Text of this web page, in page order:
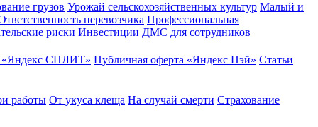
грузов Урожай сельскохозяйственных культур Малый и
перевозчика Профессиональная
риски Инвестиции ДМС для сотрудников
«Яндекс СПЛИТ» Публичная оферта «Яндекс Пэй» Статьи
работы От укуса клеща На случай смерти Страхование